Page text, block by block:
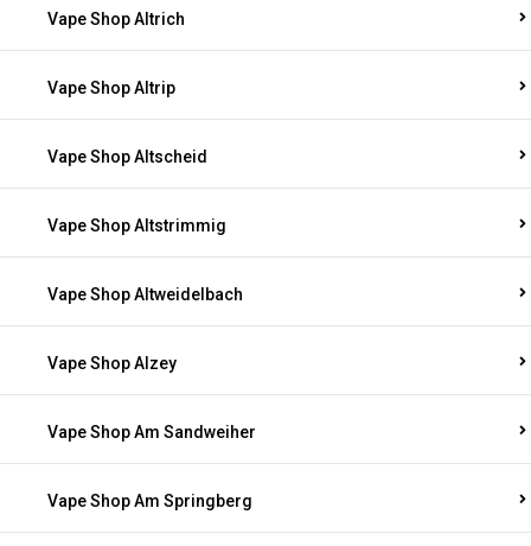
Vape Shop Altrich
Vape Shop Altrip
Vape Shop Altscheid
Vape Shop Altstrimmig
Vape Shop Altweidelbach
Vape Shop Alzey
Vape Shop Am Sandweiher
Vape Shop Am Springberg